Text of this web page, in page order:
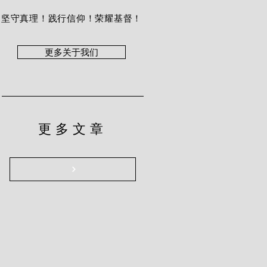
坚守真理！践行信仰！荣耀基督！
更多关于我们
更多文章